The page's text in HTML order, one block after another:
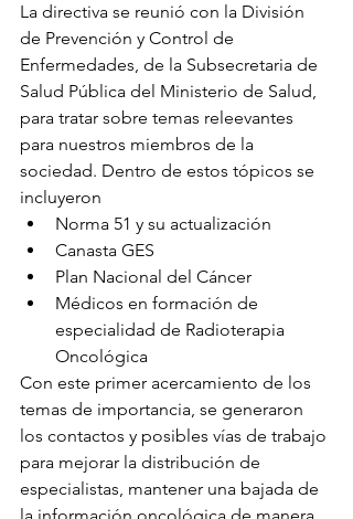
La directiva se reunió con la División
de Prevención y Control de
Enfermedades, de la Subsecretaria de
Salud Pública del Ministerio de Salud,
para tratar sobre temas releevantes
para nuestros miembros de la
sociedad. Dentro de estos tópicos se
incluyeron
Norma 51 y su actualización
Canasta GES
Plan Nacional del Cáncer
Médicos en formación de
especialidad de Radioterapia
Oncológica
Con este primer acercamiento de los
temas de importancia, se generaron
los contactos y posibles vías de trabajo
para mejorar la distribución de
especialistas, mantener una bajada de